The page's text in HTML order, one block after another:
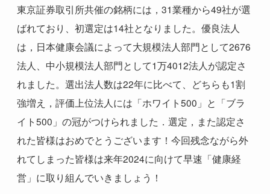
東京証券取引所共催の銘柄には， 31業種から49社が選
ばれており、初選定は14社となりました。優良法人
は，日本健康会議によって大規模法人部門として2676
法人、中小規模法人部門として1万4012法人が認定さ
れました。選出法人数は22年に比べて、どちらも1割
強増え，評価上位法人には「ホワイト500 」と「ブラ
イト500 」の冠がつけられました．選定，また認定さ
れた皆様はおめでとうございます！今回残念ながら外
れてしまった皆様は来年2024に向けて早速「健康経
営」に取り組んでいきましょう！